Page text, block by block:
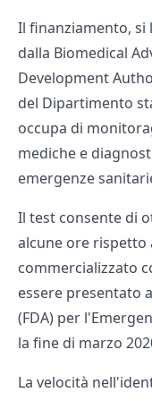
Il finanziamento, si
dalla Biomedical
Development
del Dipartimento
occupa di
mediche e
emergenze
Il test consente di
alcune ore rispetto
commercializzato
essere presentato
(FDA) per
la fine di marzo
La velocità